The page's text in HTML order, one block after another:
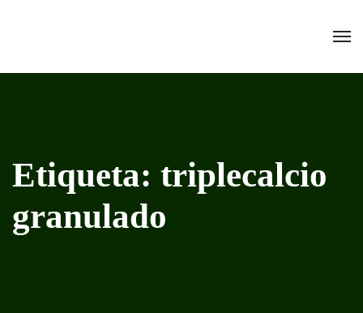
Etiqueta: triplecalcio
granulado